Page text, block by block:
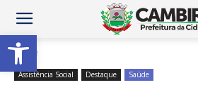
Abrir a barra de ferramentas
Home
Assistência Social Destaque Saúde